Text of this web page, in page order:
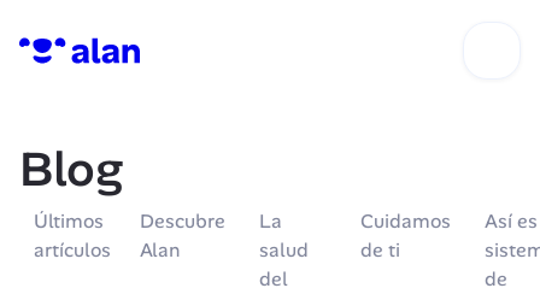
Blog
Últimos
artículos
Descubre
Alan
La
salud
del
Cuidamos
de ti
Así
de